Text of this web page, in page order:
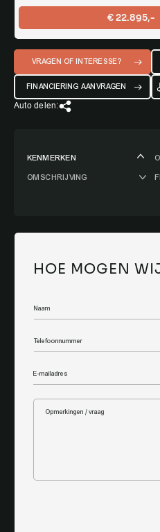
€ 22.895,-
VRAGEN OF INTERESSE?
FINANCIERING AANVRAGEN
Auto delen:
KENMERKEN
OMSCHRIJVING
HOE MOGEN